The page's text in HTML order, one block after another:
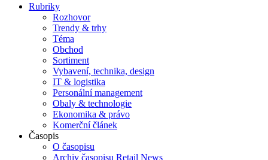
Rubriky
Rozhovor
Trendy & trhy
Téma
Obchod
Sortiment
Vybavení, technika, design
IT & logistika
Personální management
Obaly & technologie
Ekonomika & právo
Komerční článek
Časopis
O časopisu
Archiv časopisu Retail News